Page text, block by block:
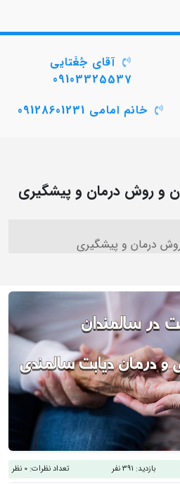
آقای جُغَتایی
09103325537
خانم امامی 09128601231
و روش درمان و پیشگیری
روش درمان و پیشگیری
بازدید: 391 نفر تعداد نظرات: 0 نظر